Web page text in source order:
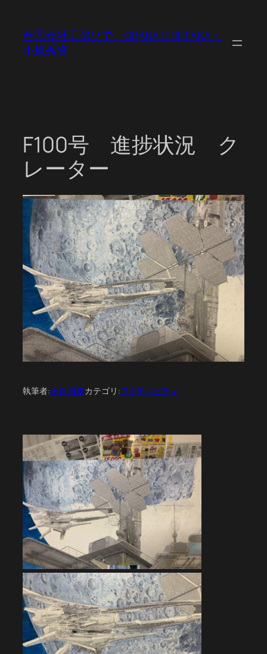
合同会社工房ひで OBARA HIDETAKA・
小原秀隆
F100号 進捗状況 ク
レーター
執筆者:小原 秀隆カテゴリ:アクティビティ